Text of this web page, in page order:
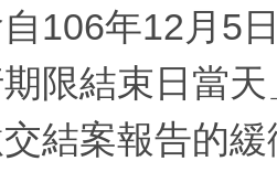
106年12月5
限結束日當
結案報告的